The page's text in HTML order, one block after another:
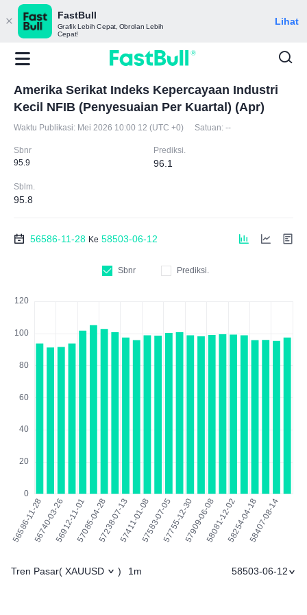
FastBull
Grafik Lebih Cepat, Obrolan Lebih
Cepat!
Lihat
Amerika Serikat Indeks Kepercayaan Industri
Kecil NFIB (Penyesuaian Per Kuartal) (Apr)
Waktu Publikasi: Mei 2026 10:00 12 (UTC +0) Satuan: --
Sbnr
95.9
Prediksi.
96.1
Sblm.
95.8
56586-11-28 Ke 58503-06-12
Sbnr Prediksi.
Tren Pasar( XAUUSD ) 1m 58503-06-12